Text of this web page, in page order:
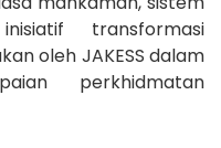
transformasi
oleh JAKESS dalam
perkhidmatan